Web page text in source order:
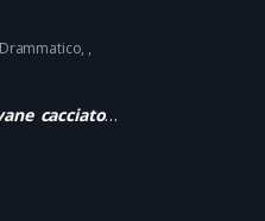
Drammatico
cacciatore